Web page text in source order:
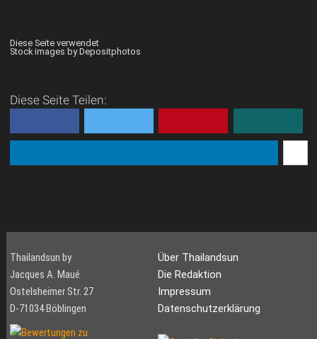
Diese Seite verwendet
Stock images by Depositphotos
Diese Seite Teilen:
Thailandsun by
Jacques A. Maué
Ostelsheimer Str. 27
D-71034 Böblingen
Über Thailandsun
Die Redaktion
Impressum
Datenschutzerklärung